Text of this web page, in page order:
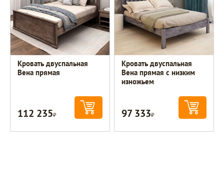
Кровать двуспальная
Вена прямая
112 235Р
Кровать двуспальная
Вена прямая с низким
изножьем
97 333Р